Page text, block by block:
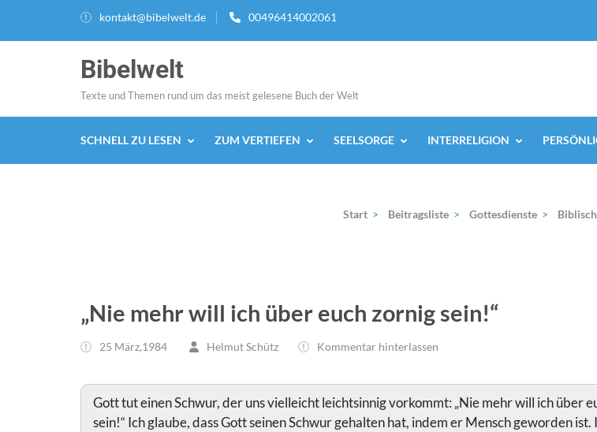
kontakt@bibelwelt.de 00496414002061
Bibelwelt
Texte und Themen rund um das meist gelesene Buch der Welt
SCHNELL ZU LESEN ZUM VERTIEFEN SEELSORGE INTERRELIGION
Start > Beitragsliste > Gottesdienste >
„Nie mehr will ich über euch zornig sein!“
25 März,1984 Helmut Schütz Kommentar hinterlassen
Gott tut einen Schwur, der uns vielleicht leichtsinnig vorkommt: „Nie mehr will ich über
sein!“ Ich glaube, dass Gott seinen Schwur gehalten hat, indem er Mensch geworden ist.